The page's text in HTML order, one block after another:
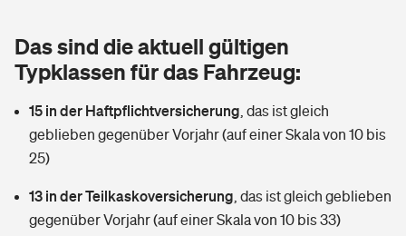
Tools
Wer versichert was: Jetzt Versicherer finden
Sie haben Fragen?
Glasversicherung
Mietkautionsversicherung
Restkreditversicherung
Kinderunfall­ver­si­che­rung
Kinderinvalidität
Hundehalter-Haftpflicht
Dread-Disease-Versicherung
Tierkrankenversicherung
Zur Übersicht
Tools
Das sind die aktuell gültigen
Typklassen für das Fahrzeug:
15 in der Haftpflichtversicherung das ist gleich
geblieben gegenüber Vorjahr (auf einer Skala von 10 bis
25)
13 in der Teilkaskoversicherung das ist gleich geblieben
gegenüber Vorjahr (auf einer Skala von 10 bis 33)